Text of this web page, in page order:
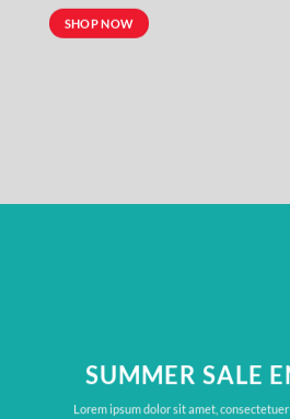
SHOP NOW
SUMMER SALE
Lorem ipsum dolor sit amet,